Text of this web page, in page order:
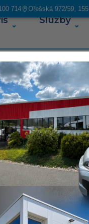
714 Ořešská 972/59,
Služby
Sdílet
O